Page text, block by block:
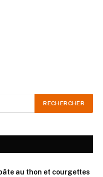
au thon et courgettes